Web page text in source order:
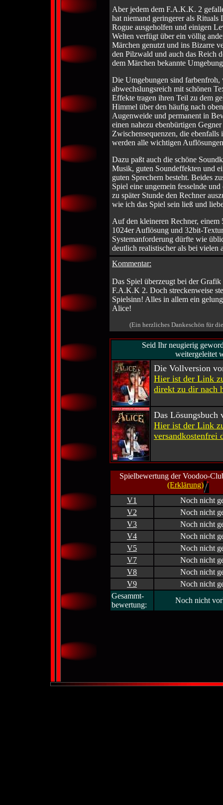
Aber jedem dem F.A.K.K. 2
hat niemand geringerer als
Rogue ausgeholfen und einigen
Welten verfügt über ein völlig
Märchen genutzt und ins Bizarre
den Pilzwald und auch das Reich
dem Märchen bekannte
Die Umgebungen sind farbenfroh,
abwechslungsreich mit schönen
Effekte tragen ihren Teil zu dem
Himmel über den häufig nach
Augenweide und permanent in
einen nahezu ebenbürtigen
Zwischensequenzen, die
werden alle wichtigen
Dazu paßt auch die schöne
Musik, guten Soundeffekten und
guten Sprechern besteht. Beides
Spiel eine ungemein fesselnde
zu später Stunde den Rechner
wie ich das Spiel sein ließ und
Auf den kleineren Rechner,
1024er Auflösung und 32bit-
Systemanforderung dürfte wie
deutlich realistischer als bei vielen
Kommentar:
Das Spiel überzeugt bei der
F.A.K.K 2. Doch streckenweise
Spielsinn! Alles in allem ein
Alice!
(Ein herzliches Dankeschön für
Seid Ihr neugierig
weitergeleitet
Die Vollversion
Hier ist der Link
direkt zu dir nach
Das Lösungsbuch
Hier ist der Link
versandkostenfrei
Spielbewertung der Voodoo-
(Erklärung)
V1
Noch nicht
V2
Noch nicht
V3
Noch nicht
V4
Noch nicht
V5
Noch nicht
V7
Noch nicht
V8
Noch nicht
V9
Noch nicht
Gesammt-
bewertung:
Noch nicht